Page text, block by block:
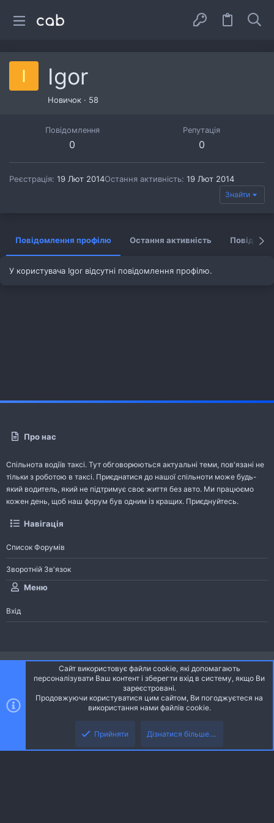
I Igor
Новичок · 58
Повідомлення
0
Репутація
0
Реєстрація 19 Лют 2014Остання активність 19 Лют 2014
Знайти
Повідомлення профілю Остання активність
У користувача Igor відсутні повідомлення профілю.
Про нас
Спільнота водіїв таксі. Тут обговорюються актуальні теми, пов'язані не
тільки з роботою в таксі. Приєднатися до нашої спільноти може будь-
який водитель, який не підтримує своє життя без авто. Ми працюємо
кожен день, щоб наш форум був одним із кращих. Приєднуйтесь.
Навігація
Список Форумів
Зворотній Зв'язок
Меню
Вхід
Ніч
Українська (UA)
S
Community platform by XenForo® © 2010-2026 XenForo Ltd.
Community platform by XenForo © 2010-2022 XenForo Ltd. | dev: Pages
Сайт використовує файли cookie, які допомагають
персоналізувати Ваш контент і зберегти вхід в систему, якщо Ви
зареєстровані.
Продовжуючи користуватися цим сайтом, Ви погоджуєтеся на
використання нами файлів cookie.
Прийняти Дізнатися більше....